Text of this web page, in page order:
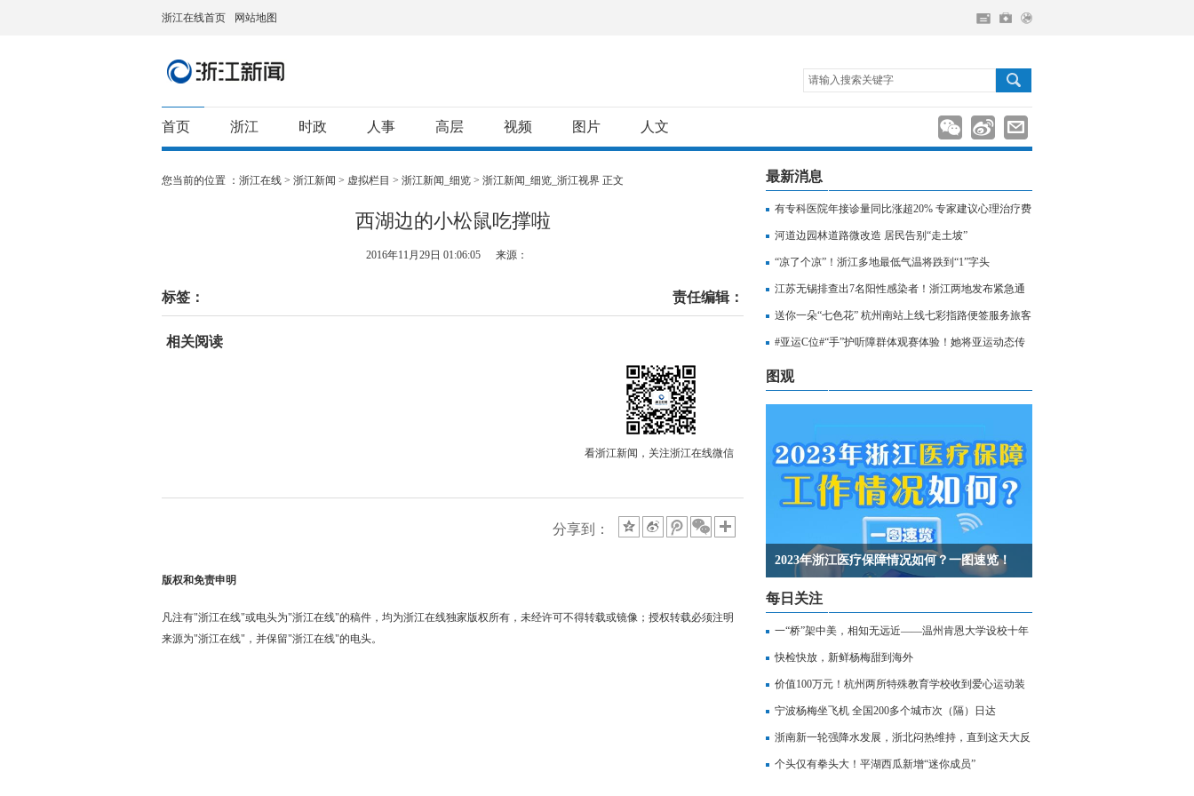
浙江在线首页 网站地图
请输入搜索关键字
首页 浙江 时政 人事 高层 视频 图片 人文
您当前的位置 ： 浙江在线 > 浙江新闻 > 虚拟栏目 > 浙江新闻_细览 > 浙江新闻_细览_浙江视界 正文
西湖边的小松鼠吃撑啦
2016年11月29日 01:06:05 来源：
标签： 责任编辑：
看浙江新闻，关注浙江在线微信
相关阅读
分享到：
版权和免责申明
凡注有"浙江在线"或电头为"浙江在线"的稿件，均为浙江在线独家版权所有，未经许可不得转载或镜像；授权转载必须注明
来源为"浙江在线"，并保留"浙江在线"的电头。
最新消息
有专科医院年接诊量同比涨超20% 专家建议心理治疗费
用纳入医保
河道边园林道路微改造 居民告别“走土坡”
“凉了个凉”！浙江多地最低气温将跌到“1”字头
江苏无锡排查出7名阳性感染者！浙江两地发布紧急通
知，相关人员请立即报备
送你一朵“七色花” 杭州南站上线七彩指路便签服务旅客
出行
#亚运C位#“手”护听障群体观赛体验！她将亚运动态传
至无声世界
图观
2023年浙江医疗保障情况如何？一图速览！
每日关注
一“桥”架中美，相知无远近——温州肯恩大学设校十年
记
快检快放，新鲜杨梅甜到海外
价值100万元！杭州两所特殊教育学校收到爱心运动装
备
宁波杨梅坐飞机 全国200多个城市次（隔）日达
浙南新一轮强降水发展，浙北闷热维持，直到这天大反
转
个头仅有拳头大！平湖西瓜新增“迷你成员”